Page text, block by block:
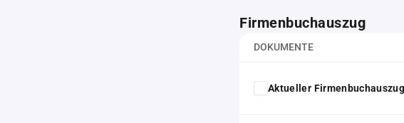
Firmenbuchauszug
DOKUMENTE
Aktueller Firmenbuchauszug